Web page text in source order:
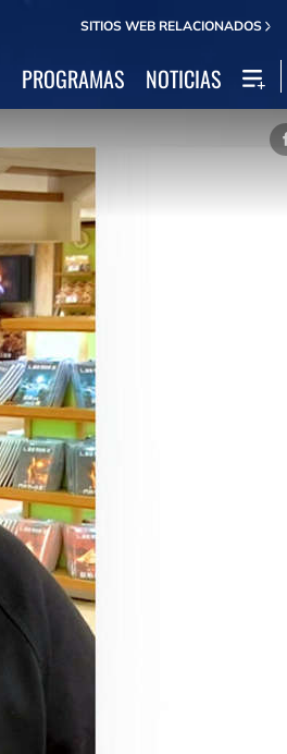
SITIOS WEB RELACIONADOS
PROGRAMAS NOTICIAS